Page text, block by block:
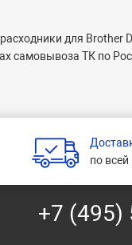
расходники для Brother
самовывоза ТК по
по всей
+7 (495)